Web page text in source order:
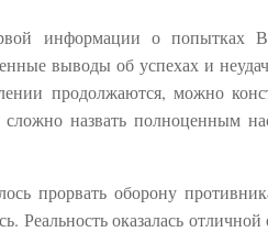
информации о попытках
выводы об успехах и
продолжаются, можно
назвать полноценным
прорвать оборону
Реальность оказалась